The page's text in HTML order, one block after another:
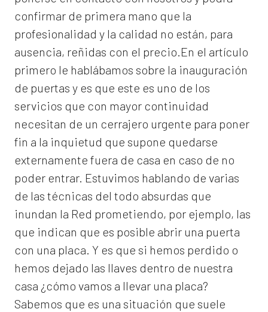
confirmar de primera mano que la
profesionalidad y la calidad no están, para
ausencia, reñidas con el precio.En el artículo
primero le hablábamos sobre la inauguración
de puertas y es que este es uno de los
servicios que con mayor continuidad
necesitan de un cerrajero urgente para poner
fin a la inquietud que supone quedarse
externamente fuera de casa en caso de no
poder entrar. Estuvimos hablando de varias
de las técnicas del todo absurdas que
inundan la Red prometiendo, por ejemplo, las
que indican que es posible abrir una puerta
con una placa. Y es que si hemos perdido o
hemos dejado las llaves dentro de nuestra
casa ¿cómo vamos a llevar una placa?
Sabemos que es una situación que suele